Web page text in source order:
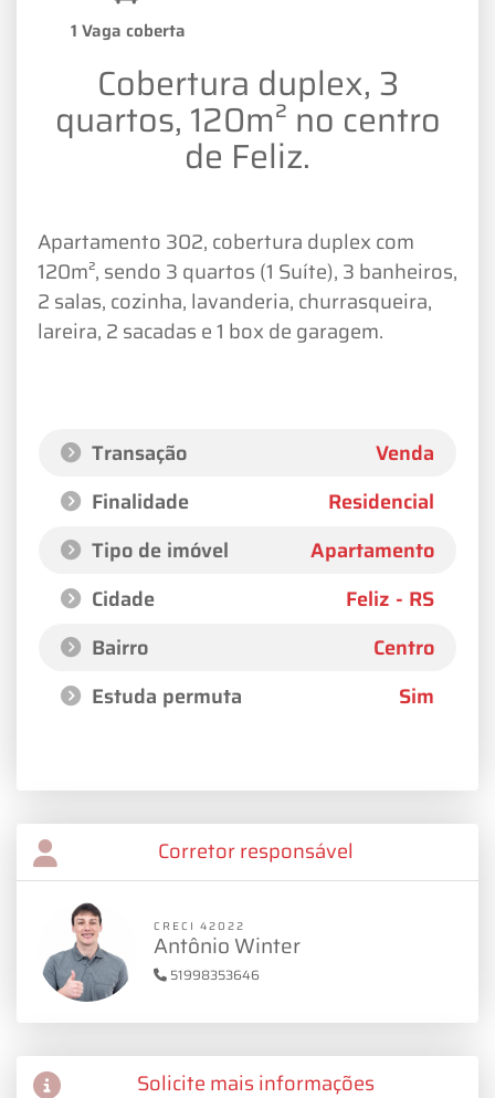
1 Vaga coberta
Cobertura duplex, 3
quartos, 120m² no centro
de Feliz.
Apartamento 302, cobertura duplex com
120m², sendo 3 quartos (1 Suíte), 3 banheiros,
2 salas, cozinha, lavanderia, churrasqueira,
lareira, 2 sacadas e 1 box de garagem.
Transação
Venda
Finalidade
Residencial
Tipo de imóvel
Apartamento
Cidade
Feliz - RS
Bairro
Centro
Estuda permuta
Sim
Corretor responsável
CRECI 42022
Antônio Winter
51998353646
Solicite mais informações